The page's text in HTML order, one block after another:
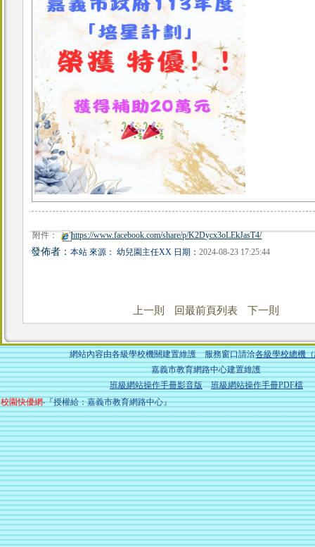
附件： https://www.facebook.com/share/p/K2Dycx3oLEkJasT4/
發佈者：本站 來源： 幼兒園主任XX 日期：2024-08-23 17:25:44
上一則 回最前頁列表 下一則
網站內容由各級學校機關建置維護 服務窗口請洽各級學校總機
嘉義市教育網路中心建置維護
班級網站操作手冊影音版
班級網站操作手冊PDF檔
校園快優網‧『授權給：嘉義市教育網路中心』